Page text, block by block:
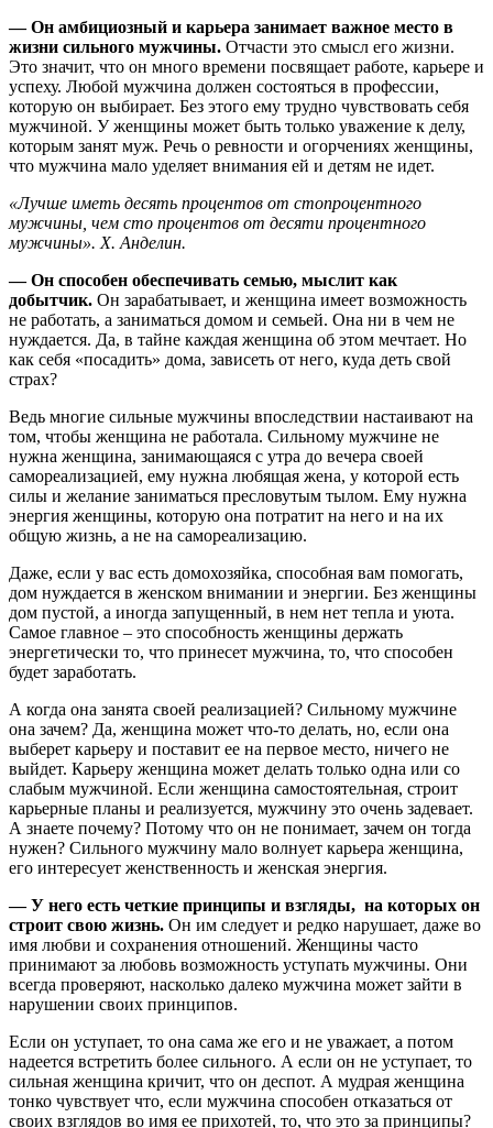
— Он амбициозный и карьера занимает важное место в
жизни сильного мужчины. Отчасти это смысл его жизни.
Это значит, что он много времени посвящает работе, карьере и
успеху. Любой мужчина должен состояться в профессии,
которую он выбирает. Без этого ему трудно чувствовать себя
мужчиной. У женщины может быть только уважение к делу,
которым занят муж. Речь о ревности и огорчениях женщины,
что мужчина мало уделяет внимания ей и детям не идет.
«Лучше иметь десять процентов от стопроцентного
мужчины, чем сто процентов от десяти процентного
мужчины». Х. Анделин.
— Он способен обеспечивать семью, мыслит как
добытчик. Он зарабатывает, и женщина имеет возможность
не работать, а заниматься домом и семьей. Она ни в чем не
нуждается. Да, в тайне каждая женщина об этом мечтает. Но
как себя «посадить» дома, зависеть от него, куда деть свой
страх?
Ведь многие сильные мужчины впоследствии настаивают на
том, чтобы женщина не работала. Сильному мужчине не
нужна женщина, занимающаяся с утра до вечера своей
самореализацией, ему нужна любящая жена, у которой есть
силы и желание заниматься пресловутым тылом. Ему нужна
энергия женщины, которую она потратит на него и на их
общую жизнь, а не на самореализацию.
Даже, если у вас есть домохозяйка, способная вам помогать,
дом нуждается в женском внимании и энергии. Без женщины
дом пустой, а иногда запущенный, в нем нет тепла и уюта.
Самое главное – это способность женщины держать
энергетически то, что принесет мужчина, то, что способен
будет заработать.
А когда она занята своей реализацией? Сильному мужчине
она зачем? Да, женщина может что-то делать, но, если она
выберет карьеру и поставит ее на первое место, ничего не
выйдет. Карьеру женщина может делать только одна или со
слабым мужчиной. Если женщина самостоятельная, строит
карьерные планы и реализуется, мужчину это очень задевает.
А знаете почему? Потому что он не понимает, зачем он тогда
нужен? Сильного мужчину мало волнует карьера женщина,
его интересует женственность и женская энергия.
— У него есть четкие принципы и взгляды, на которых он
строит свою жизнь. Он им следует и редко нарушает, даже во
имя любви и сохранения отношений. Женщины часто
принимают за любовь возможность уступать мужчины. Они
всегда проверяют, насколько далеко мужчина может зайти в
нарушении своих принципов.
Если он уступает, то она сама же его и не уважает, а потом
надеется встретить более сильного. А если он не уступает, то
сильная женщина кричит, что он деспот. А мудрая женщина
тонко чувствует что, если мужчина способен отказаться от
своих взглядов во имя ее прихотей, то, что это за принципы?